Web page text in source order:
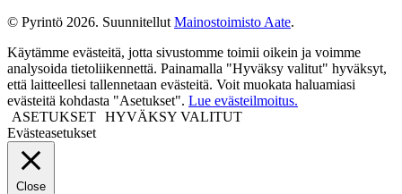
© Pyrintö 2026. Suunnitellut Mainostoimisto Aate.
Käytämme evästeitä, jotta sivustomme toimii oikein ja voimme
analysoida tietoliikennettä. Painamalla "Hyväksy valitut" hyväksyt,
että laitteellesi tallennetaan evästeitä. Voit muokata haluamiasi
evästeitä kohdasta "Asetukset". Lue evästeilmoitus.
ASETUKSET HYVÄKSY VALITUT
Evästeasetukset
Close